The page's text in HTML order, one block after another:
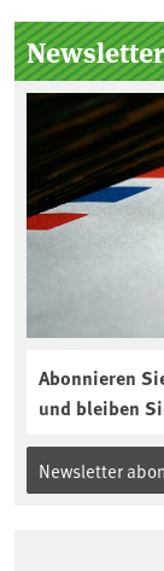
Newsletter
Abonnieren
und bleiben
Newsletter